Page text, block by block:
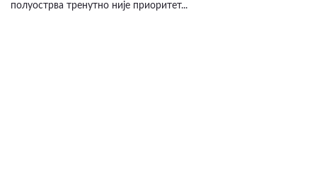
полуострва тренутно није приоритет...